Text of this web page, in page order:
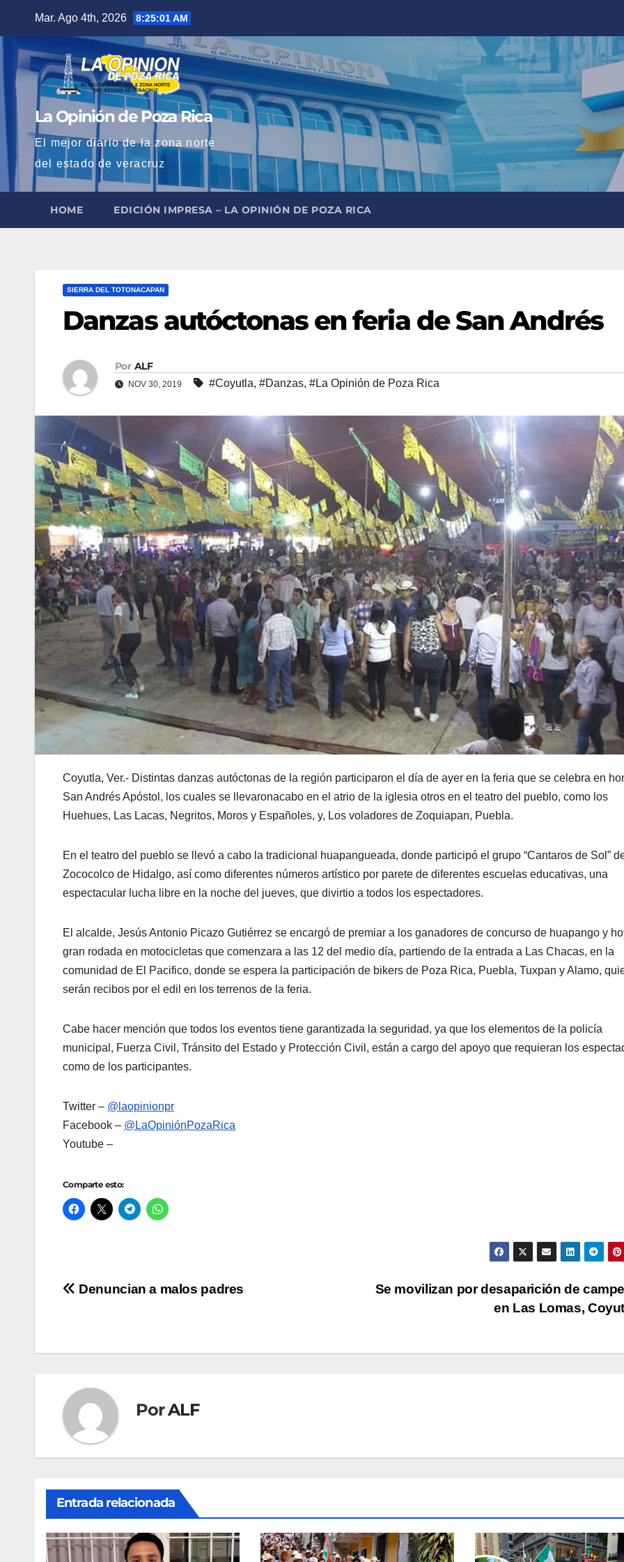
contenido
Mar. Ago 4th, 2026 8:25:02 AM
La Opinión de Poza Rica
El mejor diario de la zona norte
del estado de veracruz
HOME EDICIÓN IMPRESA – LA OPINIÓN DE POZA RICA
SIERRA DEL TOTONACAPAN
Danzas autóctonas en feria de San Andrés
Por ALF
NOV 30, 2019 #Coyutla, #Danzas, #La Opinión de Poza Rica
Coyutla, Ver.- Distintas danzas autóctonas de la región participaron el día de ayer en la feria que se celebra en
San Andrés Apóstol, los cuales se llevaronacabo en el atrio de la iglesia otros en el teatro del pueblo, como los
Huehues, Las Lacas, Negritos, Moros y Españoles, y, Los voladores de Zoquiapan, Puebla.
En el teatro del pueblo se llevó a cabo la tradicional huapangueada, donde participó el grupo “Cantaros de Sol”
Zococolco de Hidalgo, así como diferentes números artístico por parete de diferentes escuelas educativas, una
espectacular lucha libre en la noche del jueves, que divirtio a todos los espectadores.
El alcalde, Jesús Antonio Picazo Gutiérrez se encargó de premiar a los ganadores de concurso de huapango y
gran rodada en motocicletas que comenzara a las 12 del medio día, partiendo de la entrada a Las Chacas, en la
comunidad de El Pacifico, donde se espera la participación de bikers de Poza Rica, Puebla, Tuxpan y Alamo,
serán recibos por el edil en los terrenos de la feria.
Cabe hacer mención que todos los eventos tiene garantizada la seguridad, ya que los elementos de la policía
municipal, Fuerza Civil, Tránsito del Estado y Protección Civil, están a cargo del apoyo que requieran los
como de los participantes.
Twitter – @laopinionpr
Facebook – @LaOpiniónPozaRica
Youtube –
Comparte esto:
Navegación
entradas
Se movilizan por desaparición de
en Las Lomas,
Denuncian a malos padres
PorALF
Entrada relacionada